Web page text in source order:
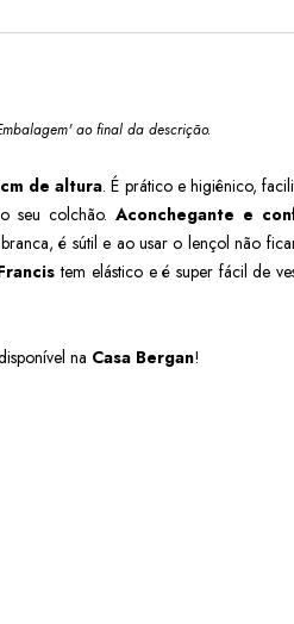
ao final da descrição.
de altura. É prático e higiênico,
seu colchão. Aconchegante e
é sútil e ao usar o lençol não
tem elástico e é super fácil de
na Casa Bergan!